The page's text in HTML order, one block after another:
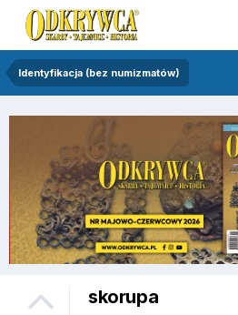
Identyfikacja (bez numizmatów)
skorupa